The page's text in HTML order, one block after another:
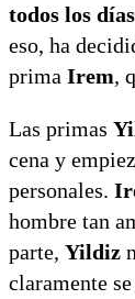
todos los
eso, ha
prima Irem,
Las primas
cena y
personales.
hombre tan
parte, Yildiz
claramente